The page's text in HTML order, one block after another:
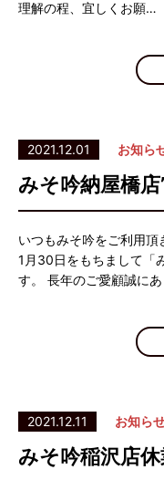
理解の程、宜しくお願…
2021.12.01 お知ら
みそ吟納屋橋
いつもみそ吟をご利用
1月30日をもちまして「
す。 長年のご愛顧誠にあ
2021.12.11 お知ら
みそ吟稲沢店